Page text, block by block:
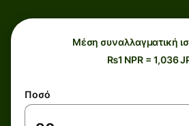
Μέση συναλλαγματική
₨1 NPR = 1,036
Ποσό